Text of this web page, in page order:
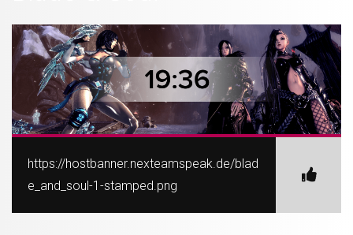
https://hostbanner.nexteamspeak.de/blad
e_and_soul-1-stamped.png